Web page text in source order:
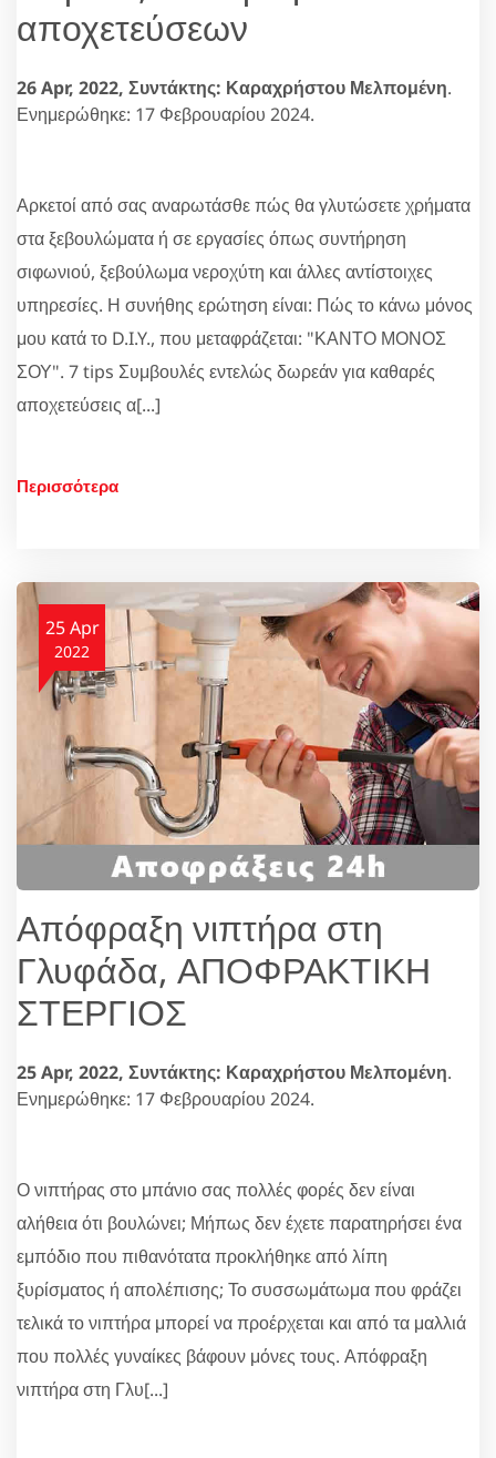
αποχετεύσεων
26 Apr, 2022, Συντάκτης: Καραχρήστου Μελπομένη.
Ενημερώθηκε: 17 Φεβρουαρίου 2024.
Αρκετοί από σας αναρωτάσθε πώς θα γλυτώσετε χρήματα
στα ξεβουλώματα ή σε εργασίες όπως συντήρηση
σιφωνιού, ξεβούλωμα νεροχύτη και άλλες αντίστοιχες
υπηρεσίες. Η συνήθης ερώτηση είναι: Πώς το κάνω μόνος
μου κατά το D.I.Y., που μεταφράζεται: "ΚΑΝΤΟ ΜΟΝΟΣ
ΣΟΥ". 7 tips Συμβουλές εντελώς δωρεάν για καθαρές
αποχετεύσεις α[...]
Περισσότερα
25 Apr
2022
Απόφραξη νιπτήρα στη
Γλυφάδα, ΑΠΟΦΡΑΚΤΙΚΗ
ΣΤΕΡΓΙΟΣ
25 Apr, 2022, Συντάκτης: Καραχρήστου Μελπομένη.
Ενημερώθηκε: 17 Φεβρουαρίου 2024.
Ο νιπτήρας στο μπάνιο σας πολλές φορές δεν είναι
αλήθεια ότι βουλώνει; Μήπως δεν έχετε παρατηρήσει ένα
εμπόδιο που πιθανότατα προκλήθηκε από λίπη
ξυρίσματος ή απολέπισης; Το συσσωμάτωμα που φράζει
τελικά το νιπτήρα μπορεί να προέρχεται και από τα μαλλιά
που πολλές γυναίκες βάφουν μόνες τους. Απόφραξη
νιπτήρα στη Γλυ[...]